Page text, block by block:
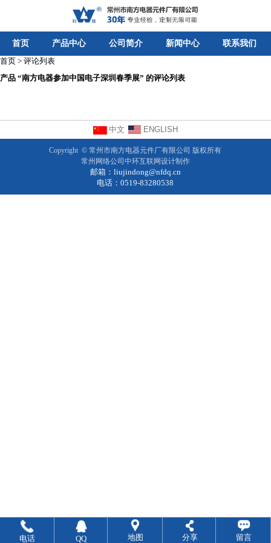
首页 产品中心 公司简介 新闻中心
联系我们
首页 > 评论列表
产品 “南方电器参加中国电子深圳春季展” 的评论列表
中文 ENGLISH
Copyright ©常州市南方电器元件厂有限公司 版权所有
常州网络公司中环互联网设计制作
邮箱： liujindong@nfdq.cn
电话：0519-83280538
电话 QQ 地图 分享 留言